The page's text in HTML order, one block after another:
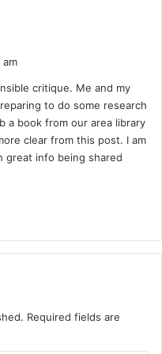
critique. Me and my
to do some research
a book from our area library
clear from this post. I am
great info being shared
Required fields are